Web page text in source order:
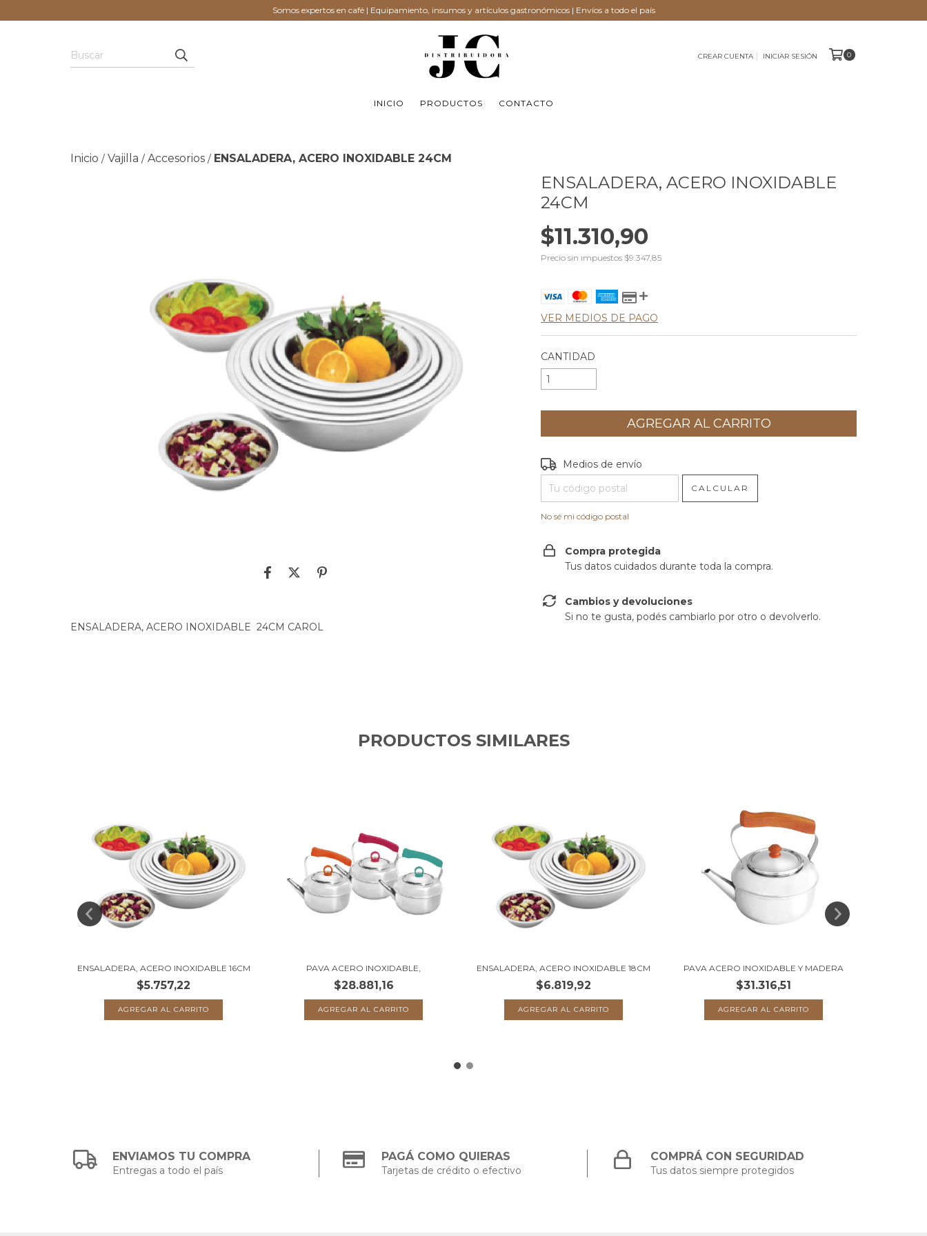
Somos expertos en café | Equipamiento, insumos y artículos gastronómicos | Envíos a todo el país
CREAR CUENTA INICIAR SESIÓN 0
INICIO PRODUCTOS CONTACTO
Inicio / Vajilla / Accesorios / ENSALADERA, ACERO INOXIDABLE 24CM
ENSALADERA, ACERO INOXIDABLE 24CM CAROL
ENSALADERA, ACERO INOXIDABLE
24CM
$11.310,90
Precio sin impuestos $9.347,85
VER MEDIOS DE PAGO
CANTIDAD
Entregas para el CP:
Medios de envío
CALCULAR
No sé mi código postal
Compra protegida
Tus datos cuidados durante toda la compra.
Cambios y devoluciones
Si no te gusta, podés cambiarlo por otro o devolverlo.
PRODUCTOS SIMILARES
ENSALADERA, ACERO INOXIDABLE 16CM
$5.757,22
PAVA ACERO INOXIDABLE,
$28.881,16
ENSALADERA, ACERO INOXIDABLE 18CM
$6.819,92
PAVA ACERO INOXIDABLE Y MADERA
$31.316,51
ENVIAMOS TU COMPRA
Entregas a todo el país
PAGÁ COMO QUIERAS
Tarjetas de crédito o efectivo
COMPRÁ CON SEGURIDAD
Tus datos siempre protegidos